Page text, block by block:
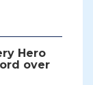
Hero
over